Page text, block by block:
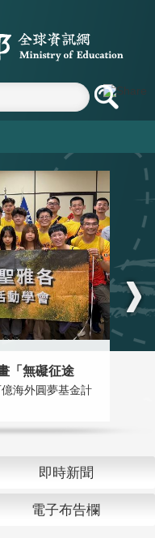
「無礙征途
海外圓夢基金計
即時新聞
電子布告欄